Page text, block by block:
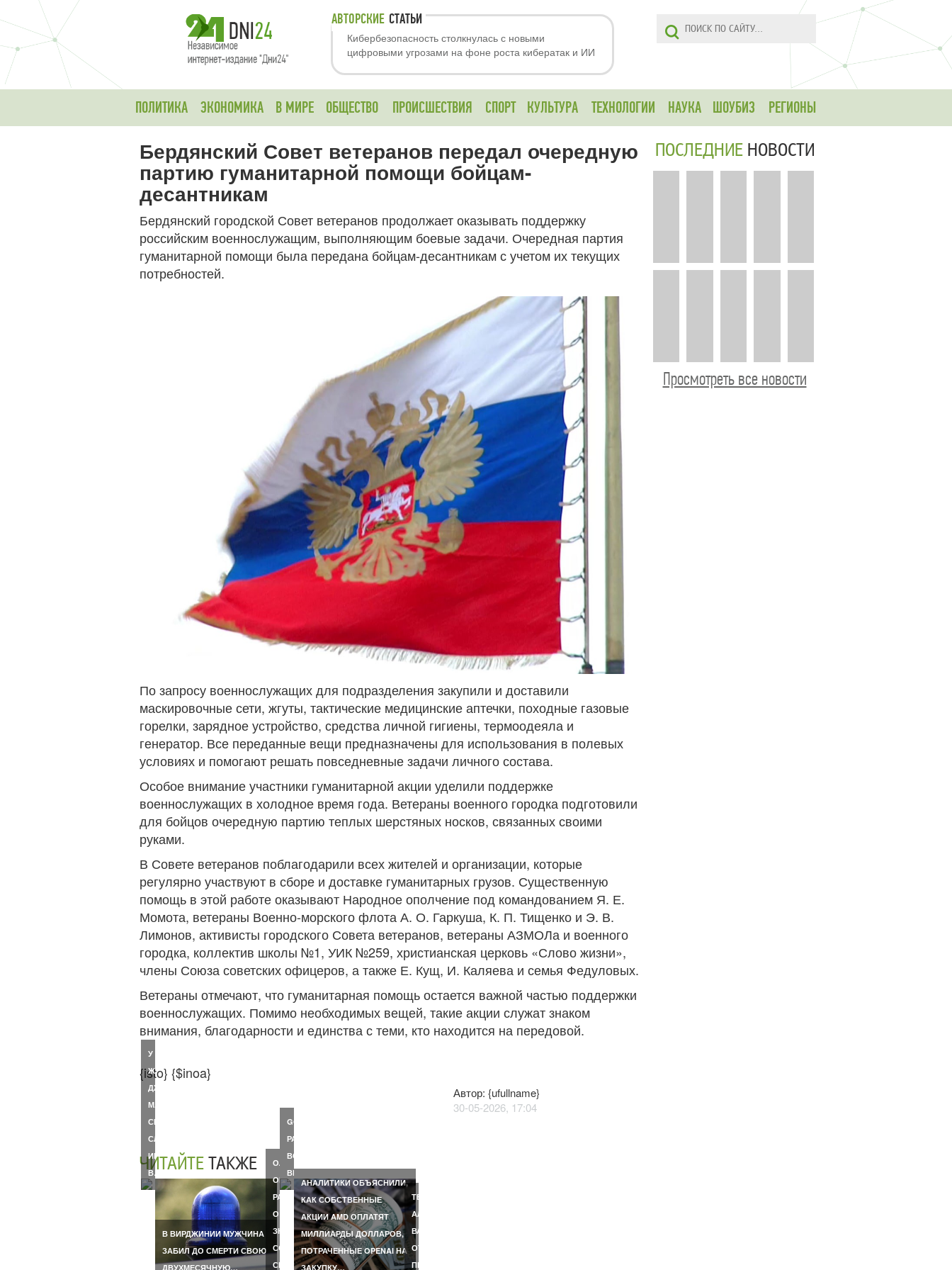
АВТОРСКИЕ СТАТЬИ
Кибербезопасность столкнулась с новыми
цифровыми угрозами на фоне роста кибератак и ИИ
ПОЛИТИКА ЭКОНОМИКА В МИРЕ ОБЩЕСТВО ПРОИСШЕСТВИЯ СПОРТ КУЛЬТУРА ТЕХНОЛОГИИ НАУКА ШОУБИЗ РЕГИОНЫ
Бердянский Совет ветеранов передал очередную
партию гуманитарной помощи бойцам-
десантникам
Бердянский городской Совет ветеранов продолжает оказывать поддержку
российским военнослужащим, выполняющим боевые задачи. Очередная партия
гуманитарной помощи была передана бойцам-десантникам с учетом их текущих
потребностей.
По запросу военнослужащих для подразделения закупили и доставили
маскировочные сети, жгуты, тактические медицинские аптечки, походные газовые
горелки, зарядное устройство, средства личной гигиены, термоодеяла и
генератор. Все переданные вещи предназначены для использования в полевых
условиях и помогают решать повседневные задачи личного состава.
Особое внимание участники гуманитарной акции уделили поддержке
военнослужащих в холодное время года. Ветераны военного городка подготовили
для бойцов очередную партию теплых шерстяных носков, связанных своими
руками.
В Совете ветеранов поблагодарили всех жителей и организации, которые
регулярно участвуют в сборе и доставке гуманитарных грузов. Существенную
помощь в этой работе оказывают Народное ополчение под командованием Я. Е.
Момота, ветераны Военно-морского флота А. О. Гаркуша, К. П. Тищенко и Э. В.
Лимонов, активисты городского Совета ветеранов, ветераны АЗМОЛа и военного
городка, коллектив школы №1, УИК №259, христианская церковь «Слово жизни»,
члены Союза советских офицеров, а также Е. Кущ, И. Каляева и семья Федуловых.
Ветераны отмечают, что гуманитарная помощь остается важной частью поддержки
военнослужащих. Помимо необходимых вещей, такие акции служат знаком
внимания, благодарности и единства с теми, кто находится на передовой.
{isto} {$inoa}
Автор: {ufullname}
30-05-2026, 17:04
ЧИТАЙТЕТАКЖЕ
У
ЖЕНЫ
ДЖОНА
МАККЕЙНА
СИНДИ
СЛУЧИЛСЯ
ИНСУЛЬТ
В…
В ВИРДЖИНИИ МУЖЧИНА
ЗАБИЛ ДО СМЕРТИ СВОЮ
ДВУХМЕСЯЧНУЮ…
GOOGLE
РАСШИРИЛА
ВОЗМОЖНОСТИ
ВИРТУАЛЬНОЙ…
АНАЛИТИКИ ОБЪЯСНИЛИ,
КАК СОБСТВЕННЫЕ
АКЦИИ AMD ОПЛАТЯТ
МИЛЛИАРДЫ ДОЛЛАРОВ,
ПОТРАЧЕННЫЕ OPENAI НА
ЗАКУПКУ…
ОЛЬГА
ОРЛОВА
РАССКАЗАЛА
О
ЗНАКОМСТВЕ
СО
СВОИМ
ТЕЛЕВЕДУЩИЙ
АЛЕКСАНДР
ВАСИЛЬЕВ
ОТКАЗАЛСЯ
ПРИЕЗЖАТЬ
ПОСЛЕДНИЕ НОВОСТИ
Просмотреть все новости